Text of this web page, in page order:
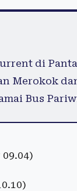
di
Merokok
Bus